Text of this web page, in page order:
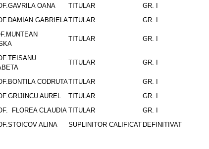
OANA TITULAR
GR. I
GABRIELATITULAR GR. I
TITULAR GR. I
TITULAR GR. I
CODRUTATITULAR
GR. I
AUREL TITULAR
GR. I
FLOREA CLAUDIA TITULAR
GR. I
ALINA SUPLINITOR CALIFICAT DEFINITIVAT